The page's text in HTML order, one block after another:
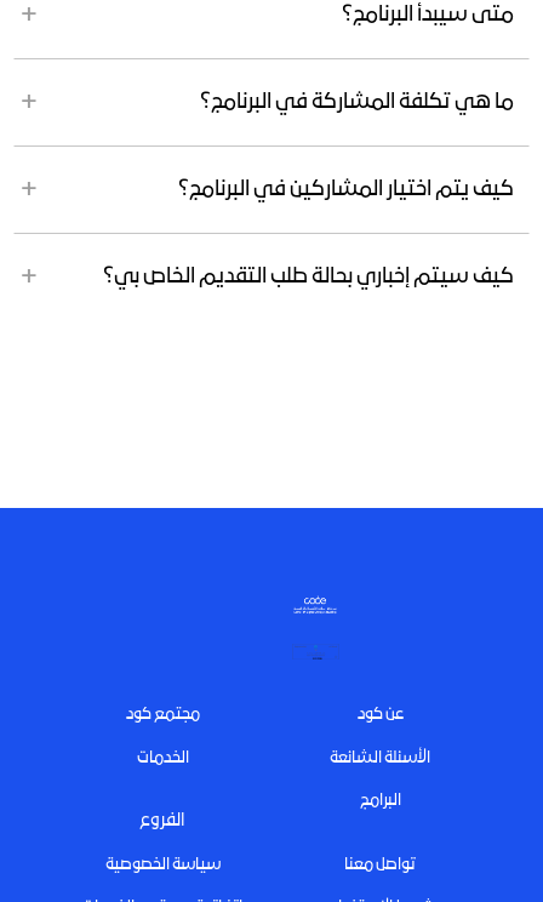
متى سيبدأ البرنامج؟
ما هي تكلفة المشاركة في البرنامج؟
كيف يتم اختيار المشاركين في البرنامج؟
كيف سيتم إخباري بحالة طلب التقديم الخاص بي؟
Footerعن كود
تواصل معنا
الخدمات
سياسة الخصوصية
البرامج
الفروع
مجتمع كود
الأسئلة الشائعة